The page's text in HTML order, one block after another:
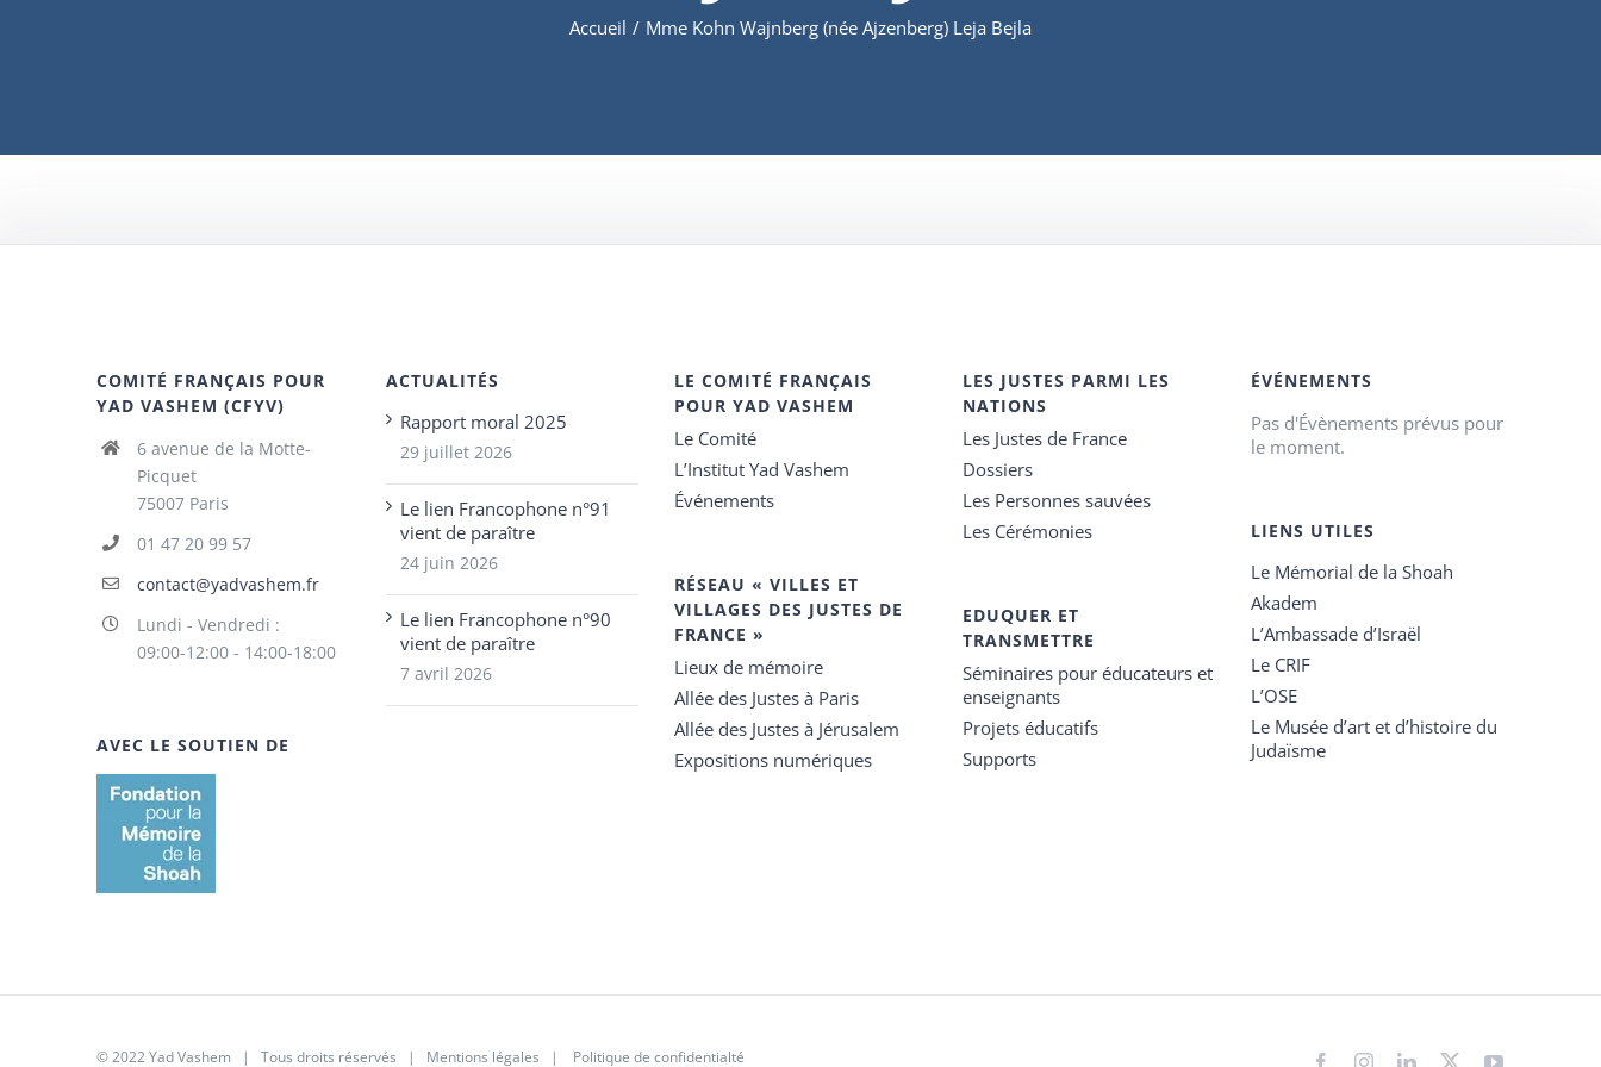
Accueil / Mme Kohn Wajnberg (née Ajzenberg) Leja Bejla
COMITÉ FRANÇAIS POUR
YAD VASHEM (CFYV)
6 avenue de la Motte-
Picquet
75007 Paris
01 47 20 99 57
contact@yadvashem.fr
Lundi - Vendredi :
09:00-12:00 - 14:00-18:00
AVEC LE SOUTIEN DE
ACTUALITÉS
Rapport moral 2025
29 juillet 2026
Le lien Francophone n°91
vient de paraître
24 juin 2026
Le lien Francophone n°90
vient de paraître
7 avril 2026
LE COMITÉ FRANÇAIS
POUR YAD VASHEM
Le Comité
L’Institut Yad Vashem
Événements
RÉSEAU « VILLES ET
VILLAGES DES JUSTES DE
FRANCE »
Lieux de mémoire
Allée des Justes à Paris
Allée des Justes à Jérusalem
Expositions numériques
LES JUSTES PARMI LES
NATIONS
Les Justes de France
Dossiers
Les Personnes sauvées
Les Cérémonies
EDUQUER ET
TRANSMETTRE
Séminaires pour éducateurs et
enseignants
Projets éducatifs
Supports
ÉVÉNEMENTS
Pas d'Évènements prévus pour
le moment.
LIENS UTILES
Le Mémorial de la Shoah
Akadem
L’Ambassade d’Israël
Le CRIF
L’OSE
Le Musée d’art et d’histoire du
Judaïsme
© 2022 Yad Vashem | Tous droits réservés | Mentions légales | Politique de confidentialté FacebookInstagramLinkedIn
X YouTube